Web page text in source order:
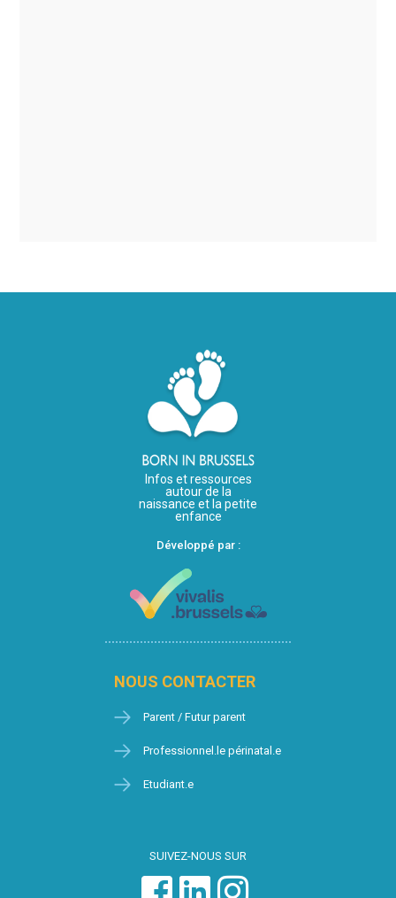
Infos et ressources
autour de la
naissance et la petite
enfance
Développé par :
NOUS CONTACTER
Parent / Futur parent
Professionnel.le périnatal.e
Etudiant.e
SUIVEZ-NOUS SUR